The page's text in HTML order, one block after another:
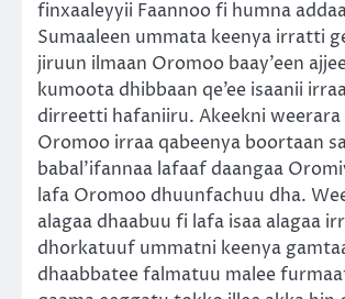
finxaaleyyii Faannoo fi humna
Sumaaleen ummata keenya irratti
jiruun ilmaan Oromoo baay’een
kumoota dhibbaan qe’ee isaanii
dirreetti hafaniiru. Akeekni weerara
Oromoo irraa qabeenya boortaan
babal’ifannaa lafaaf daangaa
lafa Oromoo dhuunfachuu dha.
alagaa dhaabuu fi lafa isaa alagaa
dhorkatuuf ummatni keenya
dhaabbatee falmatuu malee